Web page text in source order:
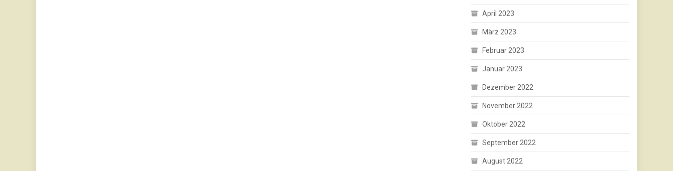
April 2023
März 2023
Februar 2023
Januar 2023
Dezember 2022
November 2022
Oktober 2022
September 2022
August 2022